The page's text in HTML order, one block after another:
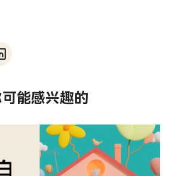
能感兴趣的